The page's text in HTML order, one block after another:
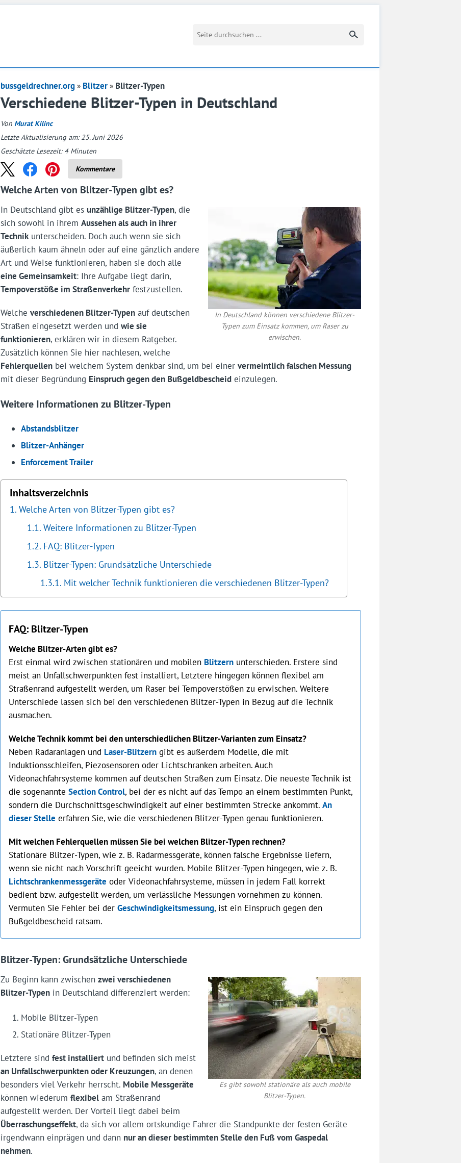
Suchbegriff eingeben
bussgeldrechner.org Blitzer Blitzer-Typen
Verschiedene Blitzer-Typen in Deutschland
Von Murat Kilinc
Letzte Aktualisierung am: 25. Juni 2026
Geschätzte Lesezeit:4 Minuten
Kommentare
Welche Arten von Blitzer-Typen gibt es?
In Deutschland können verschiedene Blitzer-
Typen zum Einsatz kommen, um Raser zu
erwischen.
In Deutschland gibt es unzählige Blitzer-Typen, die
sich sowohl in ihrem Aussehen als auch in ihrer
Technikunterscheiden. Doch auch wenn sie sich
äußerlich kaum ähneln oder auf eine gänzlich andere
Art und Weise funktionieren, haben sie doch alle
eine Gemeinsamkeit: Ihre Aufgabe liegt darin,
Tempoverstöße im Straßenverkehrfestzustellen.
Welche verschiedenen Blitzer-Typenauf deutschen
Straßen eingesetzt werden und wie sie
funktionieren, erklären wir in diesem Ratgeber.
Zusätzlich können Sie hier nachlesen, welche
Fehlerquellenbei welchem System denkbar sind, um bei einer vermeintlich falschen Messung
mit dieser Begründung Einspruch gegen den Bußgeldbescheideinzulegen.
Weitere Informationen zu Blitzer-Typen
Abstandsblitzer
Blitzer-Anhänger
Enforcement Trailer
Inhaltsverzeichnis
Welche Arten von Blitzer-Typen gibt es?
Weitere Informationen zu Blitzer-Typen
FAQ: Blitzer-Typen
Blitzer-Typen: Grundsätzliche Unterschiede
Mit welcher Technik funktionieren die verschiedenen Blitzer-Typen?
FAQ: Blitzer-Typen
Welche Blitzer-Arten gibt es?
Erst einmal wird zwischen stationären und mobilen Blitzernunterschieden. Erstere sind
meist an Unfallschwerpunkten fest installiert, Letztere hingegen können flexibel am
Straßenrand aufgestellt werden, um Raser bei Tempoverstößen zu erwischen. Weitere
Unterschiede lassen sich bei den verschiedenen Blitzer-Typen in Bezug auf die Technik
ausmachen.
Welche Technik kommt bei den unterschiedlichen Blitzer-Varianten zum Einsatz?
Neben Radaranlagen und Laser-Blitzerngibt es außerdem Modelle, die mit
Indukti‌onsschleifen, Piezosensoren oder Lichtschranken arbeiten. Auch
Videonachfahrsysteme kommen auf deutschen Straßen zum Einsatz. Die neueste Technik ist
die sogenannte Section Control, bei der es nicht auf das Tempo an einem bestimmten Punkt,
sondern die Durchschnittsgeschwindigkeit auf einer bestimmten Strecke ankommt. An
dieser Stelle erfahren Sie, wie die verschiedenen Blitzer-Typen genau funktionieren.
Mit welchen Fehlerquellen müssen Sie bei welchen Blitzer-Typen rechnen?
Stationäre Blitzer-Typen, wie z. B. Radarmessgeräte, können falsche Ergebnisse liefern,
wenn sie nicht nach Vorschrift geeicht wurden. Mobile Blitzer-Typen hingegen, wie z. B.
Lichtschrankenmessgeräte oder Videonachfahrsysteme, müssen in jedem Fall korrekt
bedient bzw. aufgestellt werden, um verlässliche Messungen vornehmen zu können.
Vermuten Sie Fehler bei der Geschwindigkeitsmessung, ist ein Einspruch gegen den
Bußgeldbescheid ratsam.
Blitzer-Typen: Grundsätzliche Unterschiede
Es gibt sowohl stationäre als auch mobile
Blitzer-Typen.
Zu Beginn kann zwischen zwei verschiedenen
Blitzer-Typenin Deutschland differenziert werden:
Mobile Blitzer-Typen
Stationäre Blitzer-Typen
Letztere sind fest installiertund befinden sich meist
an Unfallschwerpunkten oder Kreuzungen, an denen
besonders viel Verkehr herrscht. Mobile Messgeräte
können wiederum flexibelam Straßenrand
aufgestellt werden. Der Vorteil liegt dabei beim
Überraschungs­effekt, da sich vor allem ortskundige Fahrer die Standpunkte der festen Geräte
irgendwann einprägen und dann nur an dieser bestimmten Stelle den Fuß vom Gaspedal
nehmen.